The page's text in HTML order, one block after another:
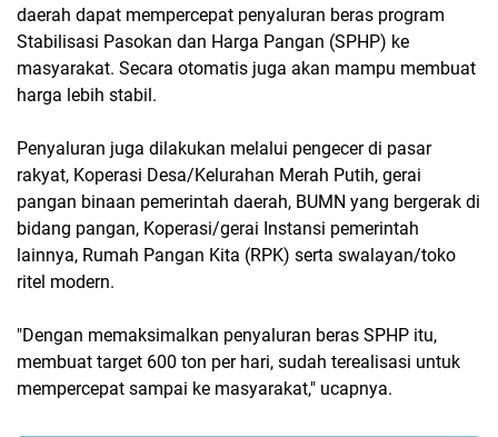
daerah dapat mempercepat penyaluran beras program
Stabilisasi Pasokan dan Harga Pangan (SPHP) ke
masyarakat. Secara otomatis juga akan mampu membuat
harga lebih stabil.
Penyaluran juga dilakukan melalui pengecer di pasar
rakyat, Koperasi Desa/Kelurahan Merah Putih, gerai
pangan binaan pemerintah daerah, BUMN yang bergerak di
bidang pangan, Koperasi/gerai Instansi pemerintah
lainnya, Rumah Pangan Kita (RPK) serta swalayan/toko
ritel modern.
"Dengan memaksimalkan penyaluran beras SPHP itu,
membuat target 600 ton per hari, sudah terealisasi untuk
mempercepat sampai ke masyarakat," ucapnya.